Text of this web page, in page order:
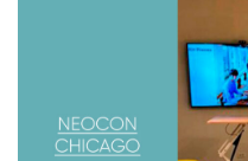
Como cada año,
equipamiento de